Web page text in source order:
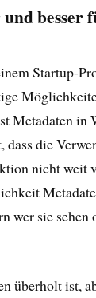
besser
Startup-
Metadaten in
dass die
nicht weit
wer sie sehen
überholt ist,